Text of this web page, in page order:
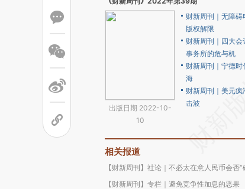
出版日期 2022-10-
10
财新周刊｜无障碍
版权解限
财新周刊｜四大会
事务所的危与机
财新周刊｜宁德时
海
财新周刊｜美元疯
击波
相关报道
【财新周刊】社论｜不必太在意人民币会否“
【财新周刊】专栏｜避免竞争性加息的恶果